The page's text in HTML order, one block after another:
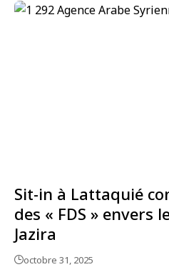
Sit-in à Lattaquié
des « FDS » envers
Jazira
octobre 31, 2025